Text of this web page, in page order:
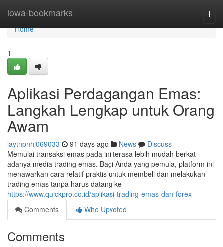
iowa-bookmarks
Home
Home
1
Aplikasi Perdagangan Emas:
Langkah Lengkap untuk Orang
Awam
laytnpnhj069033 91 days ago News
Discuss
Memulai transaksi emas pada ini terasa lebih mudah berkat
adanya media trading emas. Bagi Anda yang pemula, platform ini
menawarkan cara relatif praktis untuk membeli dan melakukan
trading emas tanpa harus datang ke
https://www.quickpro.co.id/aplikasi-trading-emas-dan-forex
Comments
Who Upvoted
Comments